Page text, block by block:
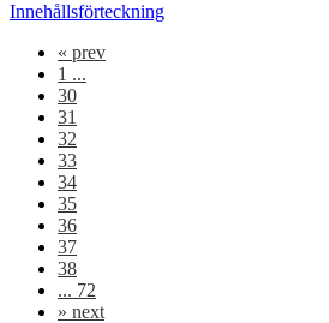
Innehållsförteckning
« prev
1 ...
30
31
32
33
34
35
36
37
38
... 72
» next